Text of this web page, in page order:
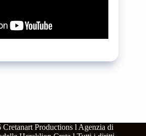
Cretanart Productions l Agenzia di